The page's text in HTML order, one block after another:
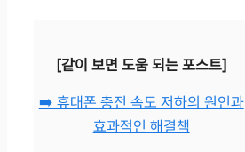
[같이 보면 도움 되는 포스트]
➡️ 휴대폰 충전 속도 저하의 원인과
효과적인 해결책